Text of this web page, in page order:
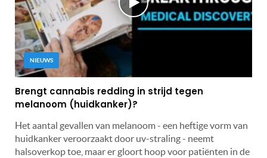
NIEUWS
Brengt cannabis redding in strijd tegen
melanoom (huidkanker)?
Het aantal gevallen van melanoom - een heftige vorm van
huidkanker veroorzaakt door uv-straling - neemt
halsoverkop toe, maar er gloort hoop voor patiënten in de